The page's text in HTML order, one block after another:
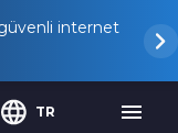
internet
TR